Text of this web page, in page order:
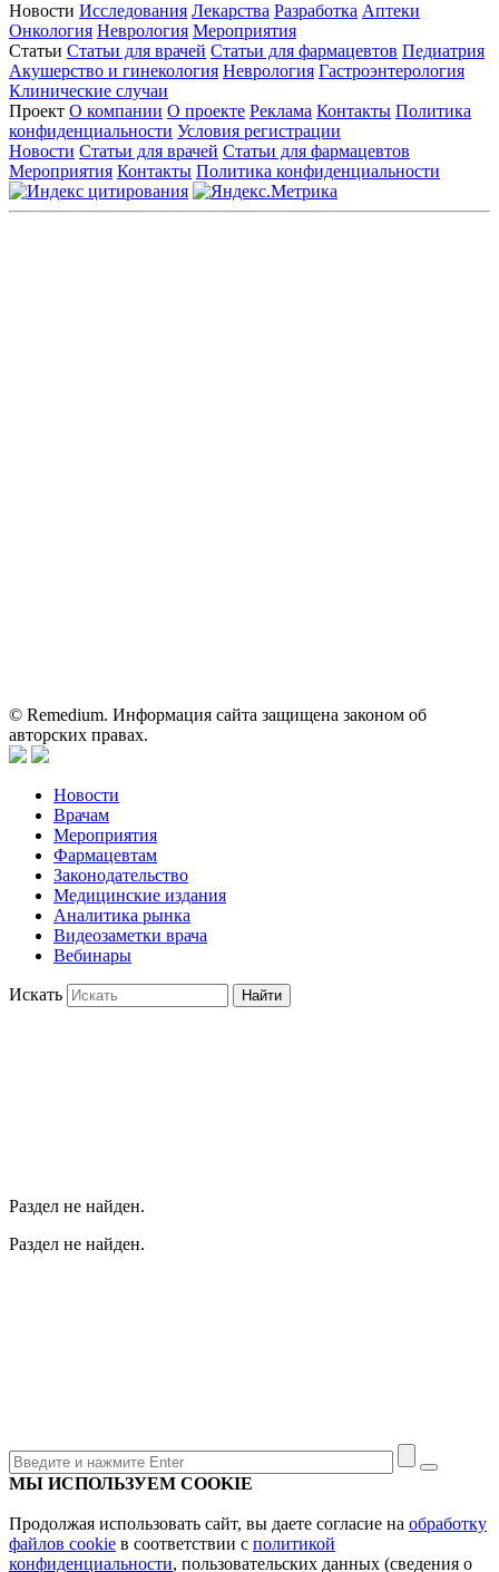
Новости Исследования Лекарства Разработка Аптеки
Онкология Неврология Мероприятия
Статьи Статьи для врачей Статьи для фармацевтов Педиатрия
Акушерство и гинекология Неврология Гастроэнтерология
Клинические случаи
Проект О компании О проекте Реклама Контакты Политика
конфиденциальности Условия регистрации
Новости Статьи для врачей Статьи для фармацевтов
Мероприятия Контакты Политика конфиденциальности
© Remedium. Информация сайта защищена законом об
авторских правах.
Новости
Врачам
Мероприятия
Фармацевтам
Законодательство
Медицинские издания
Аналитика рынка
Видеозаметки врача
Вебинары
Искать Найти
Раздел не найден.
Раздел не найден.
МЫ ИСПОЛЬЗУЕМ COOKIE
Продолжая использовать сайт, вы даете согласие на обработку
файлов cookie в соответствии с политикой
конфиденциальности, пользовательских данных (сведения о